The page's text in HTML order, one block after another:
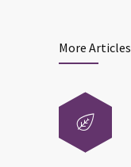
More Articles